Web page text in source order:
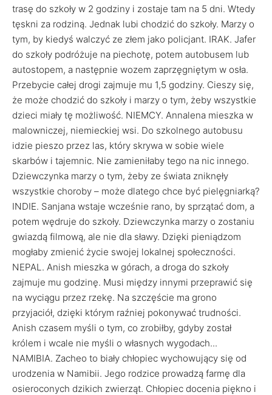
trasę do szkoły w 2 godziny i zostaje tam na 5 dni. Wtedy
tęskni za rodziną. Jednak lubi chodzić do szkoły. Marzy o
tym, by kiedyś walczyć ze złem jako policjant. IRAK. Jafer
do szkoły podróżuje na piechotę, potem autobusem lub
autostopem, a następnie wozem zaprzęgniętym w osła.
Przebycie całej drogi zajmuje mu 1,5 godziny. Cieszy się,
że może chodzić do szkoły i marzy o tym, żeby wszystkie
dzieci miały tę możliwość. NIEMCY. Annalena mieszka w
malowniczej, niemieckiej wsi. Do szkolnego autobusu
idzie pieszo przez las, który skrywa w sobie wiele
skarbów i tajemnic. Nie zamieniłaby tego na nic innego.
Dziewczynka marzy o tym, żeby ze świata zniknęły
wszystkie choroby – może dlatego chce być pielęgniarką?
INDIE. Sanjana wstaje wcześnie rano, by sprzątać dom, a
potem wędruje do szkoły. Dziewczynka marzy o zostaniu
gwiazdą filmową, ale nie dla sławy. Dzięki pieniądzom
mogłaby zmienić życie swojej lokalnej społeczności.
NEPAL. Anish mieszka w górach, a droga do szkoły
zajmuje mu godzinę. Musi między innymi przeprawić się
na wyciągu przez rzekę. Na szczęście ma grono
przyjaciół, dzięki którym raźniej pokonywać trudności.
Anish czasem myśli o tym, co zrobiłby, gdyby został
królem i wcale nie myśli o własnych wygodach...
NAMIBIA. Zacheo to biały chłopiec wychowujący się od
urodzenia w Namibii. Jego rodzice prowadzą farmę dla
osieroconych dzikich zwierząt. Chłopiec docenia piękno i